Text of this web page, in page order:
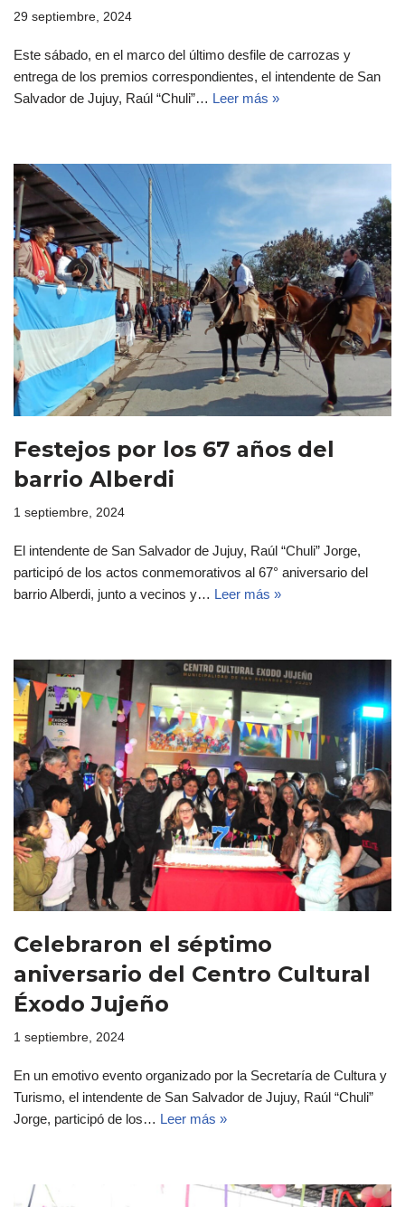
29 septiembre, 2024
Este sábado, en el marco del último desfile de carrozas y
entrega de los premios correspondientes, el intendente de San
Salvador de Jujuy, Raúl “Chuli”… Leer más »
Festejos por los 67 años del
barrio Alberdi
1 septiembre, 2024
El intendente de San Salvador de Jujuy, Raúl “Chuli” Jorge,
participó de los actos conmemorativos al 67° aniversario del
barrio Alberdi, junto a vecinos y… Leer más »
Celebraron el séptimo
aniversario del Centro Cultural
Éxodo Jujeño
1 septiembre, 2024
En un emotivo evento organizado por la Secretaría de Cultura y
Turismo, el intendente de San Salvador de Jujuy, Raúl “Chuli”
Jorge, participó de los… Leer más »